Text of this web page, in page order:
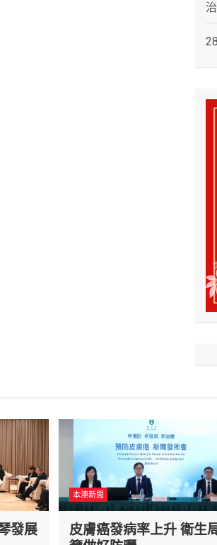
發展
本澳新聞
皮膚癌發病率上升 衛生